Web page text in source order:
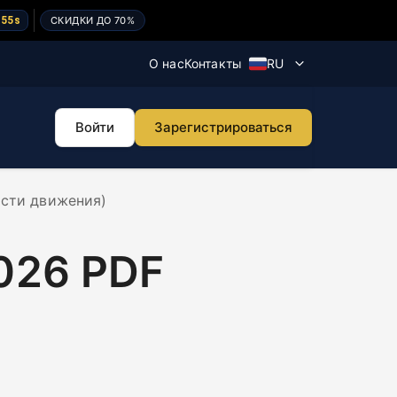
55s СКИДКИ ДО 70%
О насКонтакты RU
Войти Зарегистрироваться
Regitra
движения)
PDF